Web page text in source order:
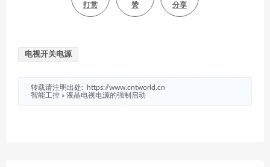
打赏 赞 分享
电视开关电源
转载请注明出处:
https://www.cntworld.cn
智能工控 » 液晶电视电源的强制启动